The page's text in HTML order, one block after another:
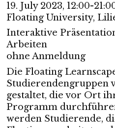
19. July 2023, 12:00-
Floating University,
Interaktive
Arbeiten
ohne Anmeldung
Die Floating
Studierendengruppen
gestaltet, die vor Ort
Programm
werden Studierende,